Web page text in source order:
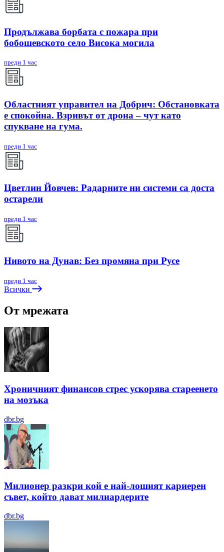
Продължава борбата с пожара при
бобошевското село Висока могила
преди 1 час
Областният управител на Добрич: Обстановката
е спокойна. Взривът от дрона – чут като
спукване на гума.
преди 1 час
Цветлин Йовчев: Радарните ни системи са доста
остарели
преди 1 час
Нивото на Дунав: Без промяна при Русе
преди 1 час
Всички
От мрежата
Хроничният финансов стрес ускорява стареенето
на мозъка
dbr.bg
Милионер разкри кой е най-лошият кариерен
съвет, който дават милиардерите
dbr.bg